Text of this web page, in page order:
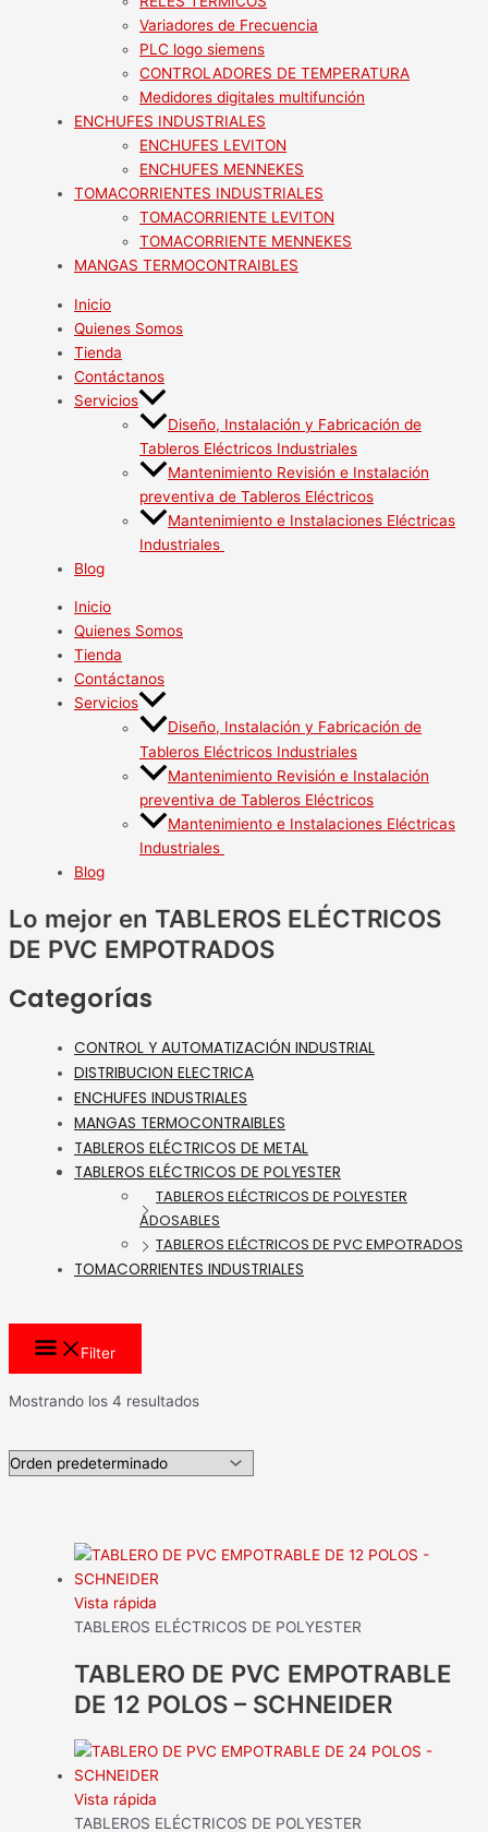
Variadores de Frecuencia
PLC logo siemens
CONTROLADORES DE TEMPERATURA
Medidores digitales multifunción
ENCHUFES INDUSTRIALES
ENCHUFES LEVITON
ENCHUFES MENNEKES
TOMACORRIENTES INDUSTRIALES
TOMACORRIENTE LEVITON
TOMACORRIENTE MENNEKES
MANGAS TERMOCONTRAIBLES
Inicio
Quienes Somos
Tienda
Contáctanos
Servicios
Diseño, Instalación y Fabricación de
Tableros Eléctricos Industriales
Mantenimiento Revisión e Instalación
preventiva de Tableros Eléctricos
Mantenimiento e Instalaciones Eléctricas
Industriales
Blog
Inicio
Quienes Somos
Tienda
Contáctanos
Servicios
Diseño, Instalación y Fabricación de
Tableros Eléctricos Industriales
Mantenimiento Revisión e Instalación
preventiva de Tableros Eléctricos
Mantenimiento e Instalaciones Eléctricas
Industriales
Blog
Lo mejor en TABLEROS ELÉCTRICOS
DE PVC EMPOTRADOS
Categorías
CONTROL Y AUTOMATIZACIÓN INDUSTRIAL
DISTRIBUCION ELECTRICA
ENCHUFES INDUSTRIALES
MANGAS TERMOCONTRAIBLES
TABLEROS ELÉCTRICOS DE METAL
TABLEROS ELÉCTRICOS DE POLYESTER
TABLEROS ELÉCTRICOS DE POLYESTER
ADOSABLES
TABLEROS ELÉCTRICOS DE PVC EMPOTRADOS
TOMACORRIENTES INDUSTRIALES
Filter
Mostrando los 4 resultados
Vista rápida
TABLEROS ELÉCTRICOS DE POLYESTER
TABLERO DE PVC EMPOTRABLE
DE 12 POLOS – SCHNEIDER
Vista rápida
TABLEROS ELÉCTRICOS DE POLYESTER